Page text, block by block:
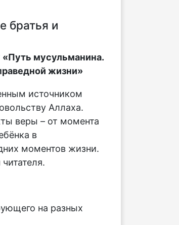
братья и
«Путь мусульманина.
жизни»
источником
Аллаха.
веры – от момента
в
моментов жизни.
на разных